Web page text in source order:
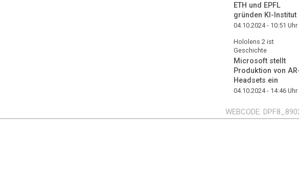
ETH und EPFL
gründen KI-Institut
04.10.2024 - 10:51 Uhr
Hololens 2 ist
Geschichte
Microsoft stellt
Produktion von
Headsets ein
04.10.2024 - 14:46 Uhr
WEBCODE